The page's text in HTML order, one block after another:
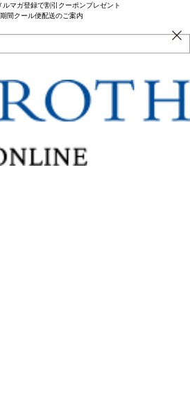
ルマガ登録で割引クーポンプレゼント
間クール便配送のご案内